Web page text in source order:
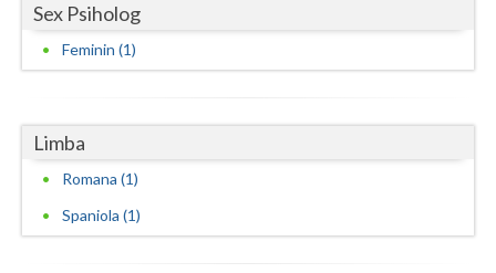
Sibiu
Suceava
Sex Psiholog
Feminin (1)
Limba
Romana (1)
Spaniola (1)